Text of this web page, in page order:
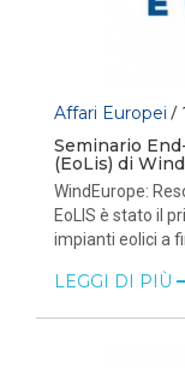
Affari Europei /
Seminario
(EoLis) di
WindEurope:
EoLIS è stato il
impianti eolici a
LEGGI DI PIÙ